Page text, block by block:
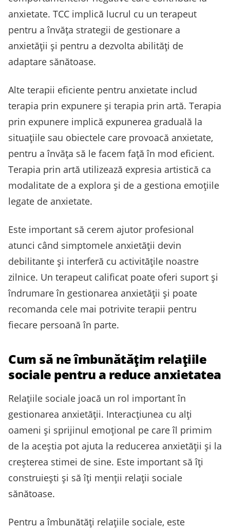
anxietate. TCC implică lucrul cu un terapeut
pentru a învăța strategii de gestionare a
anxietății și pentru a dezvolta abilități de
adaptare sănătoase.
Alte terapii eficiente pentru anxietate includ
terapia prin expunere și terapia prin artă. Terapia
prin expunere implică expunerea graduală la
situațiile sau obiectele care provoacă anxietate,
pentru a învăța să le facem față în mod eficient.
Terapia prin artă utilizează expresia artistică ca
modalitate de a explora și de a gestiona emoțiile
legate de anxietate.
Este important să cerem ajutor profesional
atunci când simptomele anxietății devin
debilitante și interferă cu activitățile noastre
zilnice. Un terapeut calificat poate oferi suport și
îndrumare în gestionarea anxietății și poate
recomanda cele mai potrivite terapii pentru
fiecare persoană în parte.
Cum să ne îmbunătățim relațiile
sociale pentru a reduce anxietatea
Relațiile sociale joacă un rol important în
gestionarea anxietății. Interacțiunea cu alți
oameni și sprijinul emoțional pe care îl primim
de la aceștia pot ajuta la reducerea anxietății și la
creșterea stimei de sine. Este important să îți
construiești și să îți menții relații sociale
sănătoase.
Pentru a îmbunătăți relațiile sociale, este